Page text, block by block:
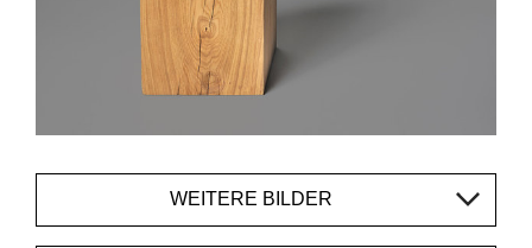
WEITERE BILDER